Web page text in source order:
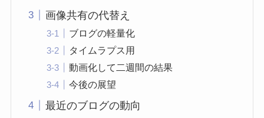
画像共有の代替え
ブログの軽量化
タイムラプス用
動画化して二週間の結果
今後の展望
最近のブログの動向